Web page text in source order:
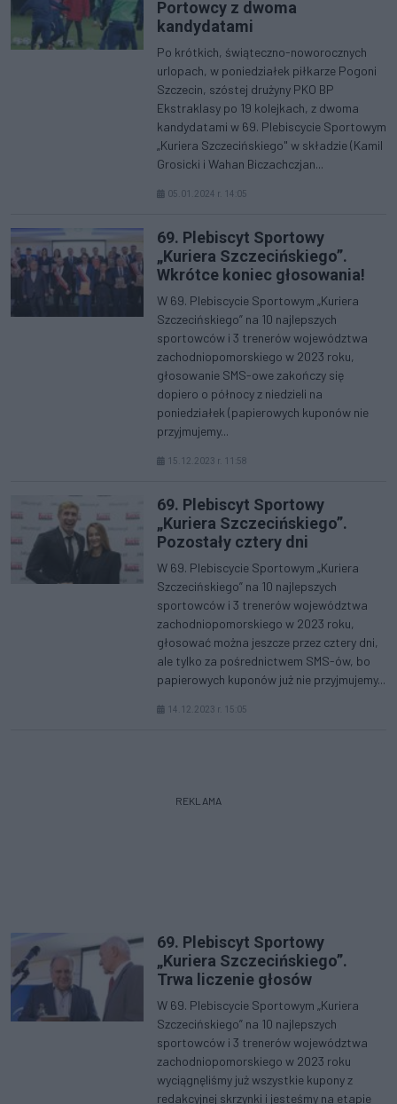
Portowcy z dwoma
kandydatami
Po krótkich, świąteczno-noworocznych
urlopach, w poniedziałek piłkarze Pogoni
Szczecin, szóstej drużyny PKO BP
Ekstraklasy po 19 kolejkach, z dwoma
kandydatami w 69. Plebiscycie Sportowym
„Kuriera Szczecińskiego" w składzie (Kamil
Grosicki i Wahan Biczachczjan...
05.01.2024 r. 14:05
69. Plebiscyt Sportowy
„Kuriera Szczecińskiego”.
Wkrótce koniec głosowania!
W 69. Plebiscycie Sportowym „Kuriera
Szczecińskiego” na 10 najlepszych
sportowców i 3 trenerów województwa
zachodniopomorskiego w 2023 roku,
głosowanie SMS-owe zakończy się
dopiero o północy z niedzieli na
poniedziałek (papierowych kuponów nie
przyjmujemy...
15.12.2023 r. 11:58
69. Plebiscyt Sportowy
„Kuriera Szczecińskiego”.
Pozostały cztery dni
W 69. Plebiscycie Sportowym „Kuriera
Szczecińskiego” na 10 najlepszych
sportowców i 3 trenerów województwa
zachodniopomorskiego w 2023 roku,
głosować można jeszcze przez cztery dni,
ale tylko za pośrednictwem SMS-ów, bo
papierowych kuponów już nie przyjmujemy...
14.12.2023 r. 15:05
REKLAMA
69. Plebiscyt Sportowy
„Kuriera Szczecińskiego”.
Trwa liczenie głosów
W 69. Plebiscycie Sportowym „Kuriera
Szczecińskiego” na 10 najlepszych
sportowców i 3 trenerów województwa
zachodniopomorskiego w 2023 roku
wyciągnęliśmy już wszystkie kupony z
redakcyjnej skrzynki i jesteśmy na etapie